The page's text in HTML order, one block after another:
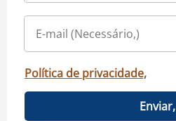
Política de privacidade,
Enviar,